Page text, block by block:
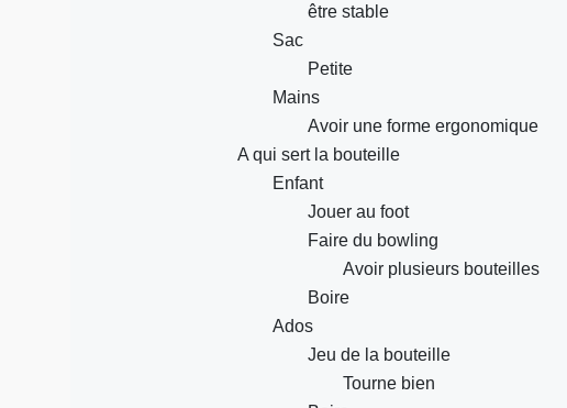
être stable
Sac
Petite
Mains
Avoir une forme ergonomique
A qui sert la bouteille
Enfant
Jouer au foot
Faire du bowling
Avoir plusieurs bouteilles
Boire
Ados
Jeu de la bouteille
Tourne bien